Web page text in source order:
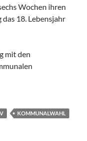
Wochen ihren
18. Lebensjahr
mit den
KOMMUNALWAHL